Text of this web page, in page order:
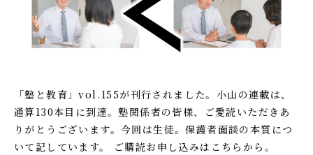
「塾と教育」vol.155が刊行されました。小山の連載は、
通算130本目に到達。塾関係者の皆様、ご愛読いただきあ
りがとうございます。今回は生徒。保護者面談の本質につ
いて記しています。 ご購読お申し込みはこちらから。